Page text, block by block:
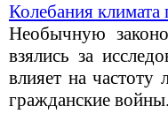
Колебания
Необычную
взялись за
влияет на
гражданские войны.